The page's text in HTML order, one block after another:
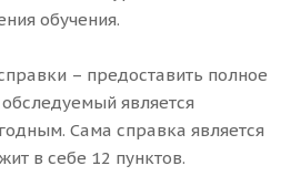
обучения.
– предоставить полное
является
Сама справка является
в себе 12 пунктов.